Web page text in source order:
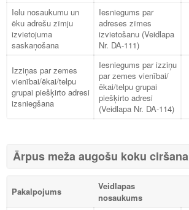
Ielu nosaukumu un
ēku adrešu zīmju
izvietojuma
saskaņošana
Iesniegums par
adreses zīmes
izvietošanu (Veidlapa
Nr. DA-111)
Izziņas par zemes
vienībai/ēkai/telpu
grupai piešķirto adresi
izsniegšana
Iesniegums par izziņu
par zemes vienībai/
ēkai/telpu grupai
piešķirto adresi
(Veidlapa Nr. DA-114)
Ārpus meža augošu koku ciršana
Pakalpojums
Veidlapas
nosaukums